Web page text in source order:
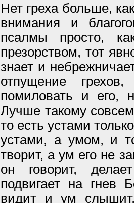
Нет греха больше,
внимания и
псалмы просто,
презорством, тот
знает и
отпущение
помиловать и его,
Лучше такому
то есть устами
устами, а умом, и
творит, а ум его не
он говорит,
подвигает на гнев
видит и ум